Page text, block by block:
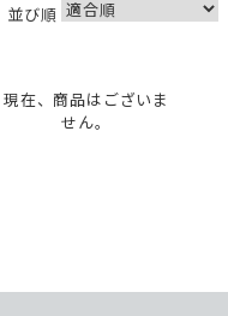
並び順
現在、商品はございま
せん。